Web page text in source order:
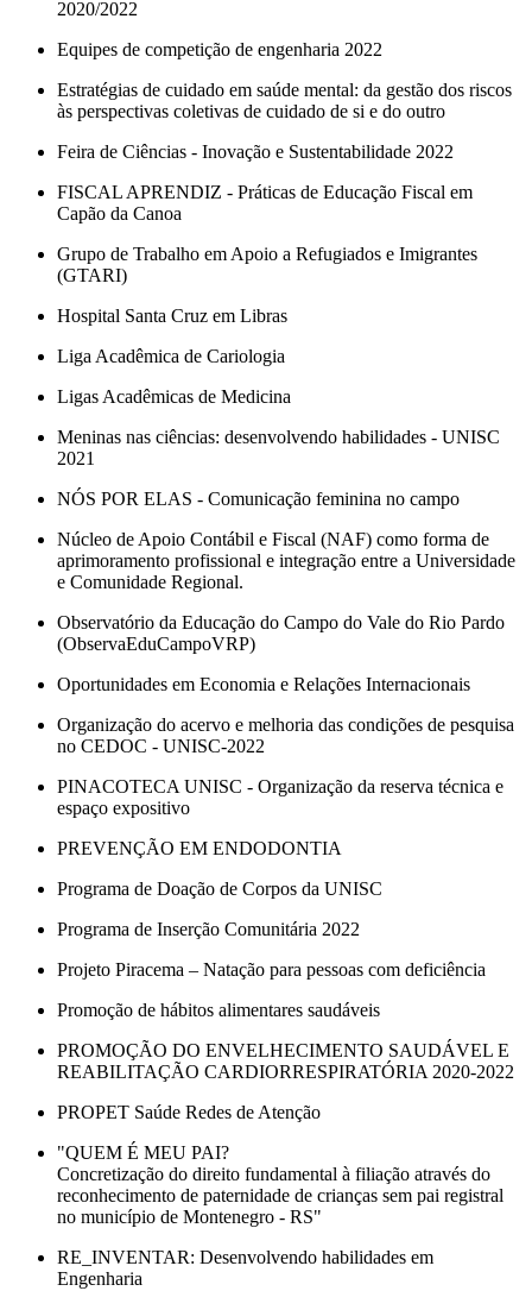
2020/2022
Equipes de competição de engenharia 2022
Estratégias de cuidado em saúde mental: da gestão dos riscos
às perspectivas coletivas de cuidado de si e do outro
Feira de Ciências - Inovação e Sustentabilidade 2022
FISCAL APRENDIZ - Práticas de Educação Fiscal em
Capão da Canoa
Grupo de Trabalho em Apoio a Refugiados e Imigrantes
(GTARI)
Hospital Santa Cruz em Libras
Liga Acadêmica de Cariologia
Ligas Acadêmicas de Medicina
Meninas nas ciências: desenvolvendo habilidades - UNISC
2021
NÓS POR ELAS - Comunicação feminina no campo
Núcleo de Apoio Contábil e Fiscal (NAF) como forma de
aprimoramento profissional e integração entre a Universidade
e Comunidade Regional.
Observatório da Educação do Campo do Vale do Rio Pardo
(ObservaEduCampoVRP)
Oportunidades em Economia e Relações Internacionais
Organização do acervo e melhoria das condições de pesquisa
no CEDOC - UNISC-2022
PINACOTECA UNISC - Organização da reserva técnica e
espaço expositivo
PREVENÇÃO EM ENDODONTIA
Programa de Doação de Corpos da UNISC
Programa de Inserção Comunitária 2022
Projeto Piracema – Natação para pessoas com deficiência
Promoção de hábitos alimentares saudáveis
PROMOÇÃO DO ENVELHECIMENTO SAUDÁVEL E
REABILITAÇÃO CARDIORRESPIRATÓRIA 2020-2022
PROPET Saúde Redes de Atenção
"QUEM É MEU PAI?
Concretização do direito fundamental à filiação através do
reconhecimento de paternidade de crianças sem pai registral
no município de Montenegro - RS"
RE_INVENTAR: Desenvolvendo habilidades em
Engenharia